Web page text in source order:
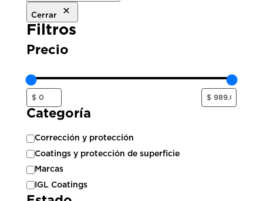
Cerrar
Filtros
Precio
Categoría
Categoría
Corrección y protección
Coatings y protección de superficie
Marcas
IGL Coatings